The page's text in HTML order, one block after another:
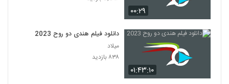
۱۷ بازدید
فیلم هندی ( آتش )
فیلم سینمایی ( مالیفیسنت 1 )
۰۰:۲۹
۰۱:۴۳:۱۰
دانلود فیلم هندی دو روح 2023
میلاد
۸۳۸ بازدید